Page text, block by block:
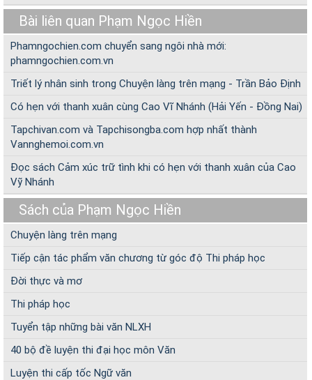
Bài liên quan Phạm Ngọc Hiền
Phamngochien.com chuyển sang ngôi nhà mới:
phamngochien.com.vn
Triết lý nhân sinh trong Chuyện làng trên mạng - Trần Bảo Định
Có hẹn với thanh xuân cùng Cao Vĩ Nhánh (Hải Yến - Đồng Nai)
Tapchivan.com và Tapchisongba.com hợp nhất thành
Vannghemoi.com.vn
Đọc sách Cảm xúc trữ tình khi có hẹn với thanh xuân của Cao
Vỹ Nhánh
Sách của Phạm Ngọc Hiền
Chuyện làng trên mạng
Tiếp cận tác phẩm văn chương từ góc độ Thi pháp học
Đời thực và mơ
Thi pháp học
Tuyển tập những bài văn NLXH
40 bộ đề luyện thi đại học môn Văn
Luyện thi cấp tốc Ngữ văn